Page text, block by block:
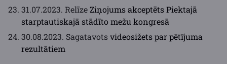
31.07.2023. RelīzeZiņojums akceptēts Piektajā
starptautiskajā stādīto mežu kongresā
30.08.2023. Sagatavotsvideosižets par pētījuma
rezultātiem